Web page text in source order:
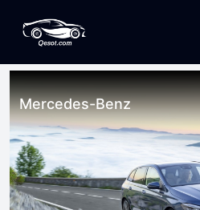
Mercedes-Benz